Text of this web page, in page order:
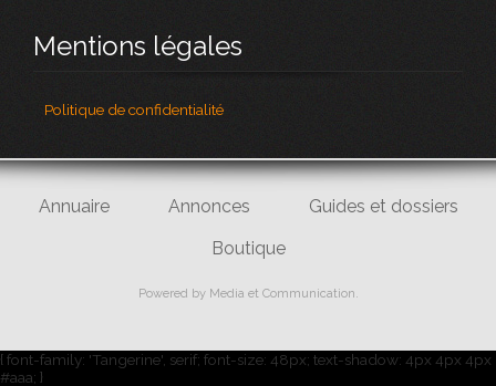
Mentions légales
Politique de confidentialité
Annuaire Annonces
Guides et dossiers
Boutique
Powered by Media et Communication.
{ font-family: 'Tangerine', serif; font-size: 48px; text-shadow: 4px 4px 4px
#aaa; }